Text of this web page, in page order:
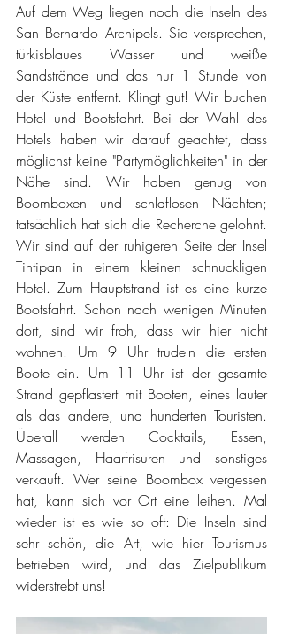
Auf dem Weg liegen noch die Inseln des
San Bernardo Archipels. Sie versprechen,
türkisblaues Wasser und weiße
Sandstrände und das nur 1 Stunde von
der Küste entfernt. Klingt gut! Wir buchen
Hotel und Bootsfahrt. Bei der Wahl des
Hotels haben wir darauf geachtet, dass
möglichst keine "Partymöglichkeiten" in der
Nähe sind. Wir haben genug von
Boomboxen und schlaflosen Nächten;
tatsächlich hat sich die Recherche gelohnt.
Wir sind auf der ruhigeren Seite der Insel
Tintipan in einem kleinen schnuckligen
Hotel. Zum Hauptstrand ist es eine kurze
Bootsfahrt. Schon nach wenigen Minuten
dort, sind wir froh, dass wir hier nicht
wohnen. Um 9 Uhr trudeln die ersten
Boote ein. Um 11 Uhr ist der gesamte
Strand gepflastert mit Booten, eines lauter
als das andere, und hunderten Touristen.
Überall werden Cocktails, Essen,
Massagen, Haarfrisuren und sonstiges
verkauft. Wer seine Boombox vergessen
hat, kann sich vor Ort eine leihen. Mal
wieder ist es wie so oft: Die Inseln sind
sehr schön, die Art, wie hier Tourismus
betrieben wird, und das Zielpublikum
widerstrebt uns!